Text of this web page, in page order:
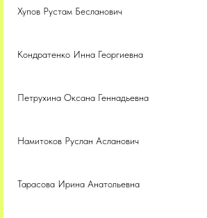
Хупов Рустам Бесланович
Кондратенко Инна Георгиевна
Петрухина Оксана Геннадьевна
Намитоков Руслан Асланович
Тарасова Ирина Анатольевна